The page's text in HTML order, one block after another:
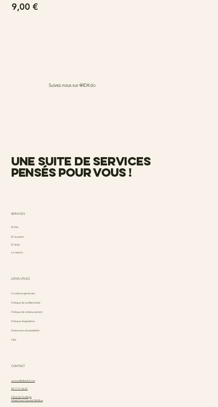
Prix
9,00 €
Suivez-nous sur @IDKdo
une suite de services
pensés pour vous !
SERVICES
ID Kdo
ID causette
ID dodo
Le repaire
LIENS UTILES
Conditions générales
Politique de confidentialité
Politique de remboursement
Politique d'expédition
Déclaration d'accessibilité
FAQ
CONTACT
contact@idkdo42.com
04 77 51 26 42
2 Rue du Feuillage
42660 Saint Genest Malifaux